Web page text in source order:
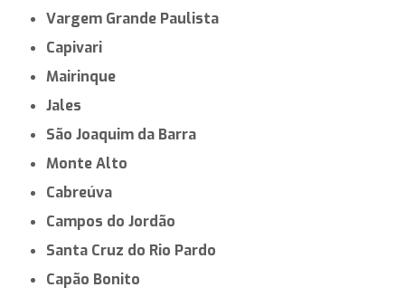
Vargem Grande Paulista
Capivari
Mairinque
Jales
São Joaquim da Barra
Monte Alto
Cabreúva
Campos do Jordão
Santa Cruz do Rio Pardo
Capão Bonito